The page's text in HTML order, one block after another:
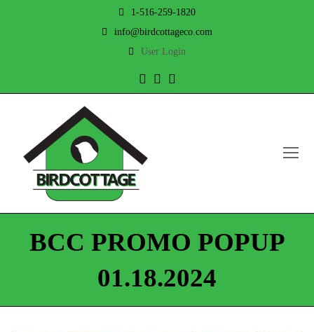
1-516-259-1820
info@birdcottageco.com
User Login
TwitterFacebook
BCC PROMO POPUP
01.18.2024